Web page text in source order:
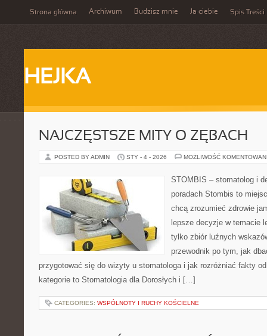
Strona główna Archiwum Budzisz mnie Ja ciebie Spis Treści
HEJKA
NAJCZĘSTSZE MITY O ZĘBACH
POSTED BY ADMIN STY - 4 - 2026 MOŻLIWOŚĆ
STOMBIS – stomatolog i
poradach Stombis to
chcą zrozumieć zdrowie
lepsze decyzje w temacie
tylko zbiór luźnych
przewodnik po tym, jak
przygotować się do wizyty u stomatologa i jak rozróżniać fakty
kategorie to Stomatologia dla Dorosłych i […]
CATEGORIES: WSPÓLNOTY I RUCHY KOŚCIELNE